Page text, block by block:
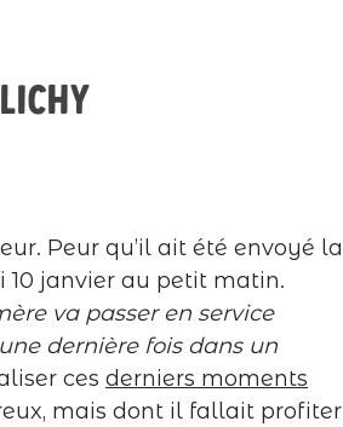
Peur qu’il ait été envoyé la
10 janvier au petit matin.
va passer en service
dernière fois dans un
ces derniers moments
mais dont il fallait profiter